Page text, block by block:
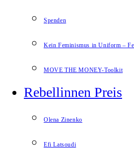
Spenden
Kein Feminismus in Uniform –
MOVE THE MONEY-Toolkit
Rebellinnen Preis
Olena Zinenko
Efi Latsoudi